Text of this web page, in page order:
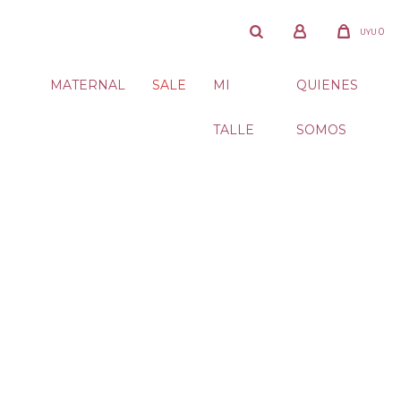
MATERNAL SALE MI
TALLE
QUIENES
SOMOS
UYU 0